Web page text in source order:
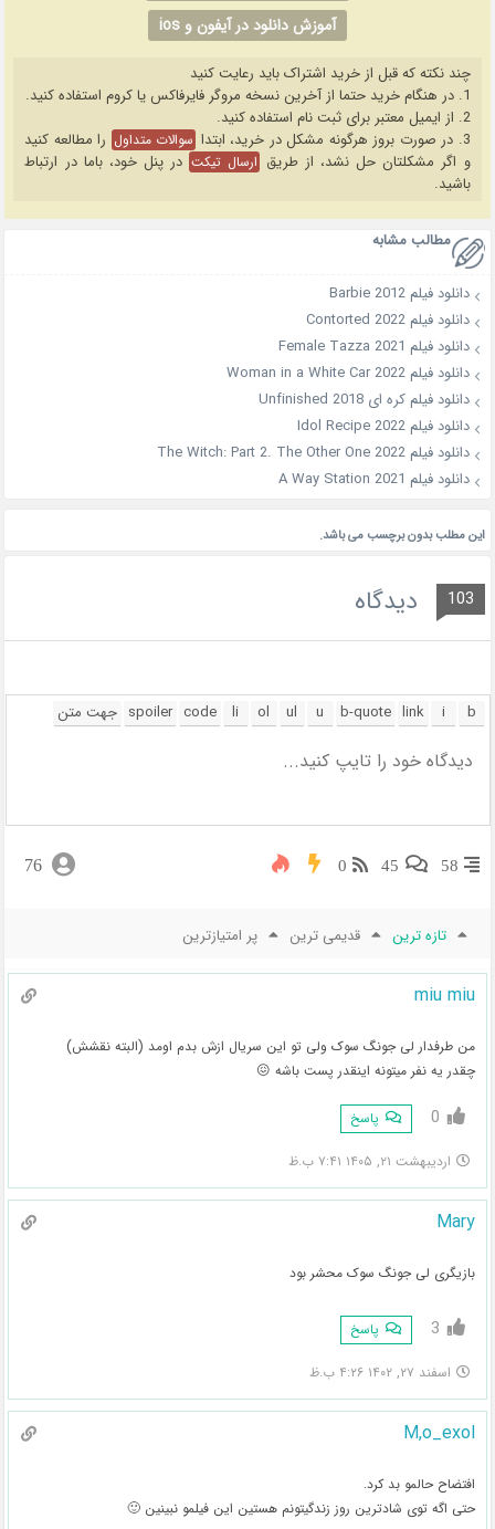
آموزش دانلود در آیفون و ios
چند نکته که قبل از خرید اشتراک باید رعایت کنید
1. در هنگام خرید حتما از آخرین نسخه مروگر فایرفاکس یا کروم استفاده کنید.
2. از ایمیل معتبر برای ثبت نام استفاده کنید.
3. در صورت بروز هرگونه مشکل در خرید، ابتدا
سوالات متداول را مطالعه کنید
و اگر مشکلتان حل نشد، از طریق ارسال تیکت در پنل خود، باما در ارتباط
باشید.
مطالب مشابه
دانلود فیلم Barbie 2012
دانلود فیلم Contorted 2022
دانلود فیلم Female Tazza 2021
دانلود فیلم Woman in a White Car 2022
دانلود فیلم کره ای Unfinished 2018
دانلود فیلم Idol Recipe 2022
دانلود فیلم The Witch: Part 2. The Other One 2022
دانلود فیلم A Way Station 2021
این مطلب بدون برچسب می باشد.
103 دیدگاه
58
45
0
76
تازه ترین قدیمی ترین پر امتیازترین
miu miu
من طرفدار لی جونگ سوک ولی تو این سریال ازش بدم اومد (البته نقشش)
چقدر یه نفر میتونه اینقدر پست باشه 😖
0 پاسخ
اردیبهشت ۲۱, ۱۴۰۵ ۷:۴۱ ب.ظ
Mary
بازیگری لی جونگ سوک محشر بود
3 پاسخ
اسفند ۲۷, ۱۴۰۲ ۴:۲۶ ب.ظ
M,o_exol
افتضاح حالمو بد کرد.
حتی اگه توی شادترین روز زندگیتونم هستین این فیلمو نبینین 🙂